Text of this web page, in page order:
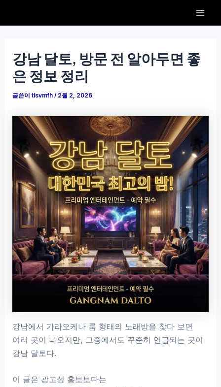
강남 달토, 방문 전 알아두면 좋
은 정보 정리
글쓴이tlsvmfh/ 2월 2, 2026
강남에서 가라오케나 룸 형태의 노래방을 찾다 보면
여러 곳이 나오지만, 그중에서도 꾸준히 언급되는 곳이
강남 달토다.
이 글은 광고성 홍보보다는